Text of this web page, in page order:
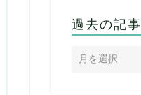
過去の記事